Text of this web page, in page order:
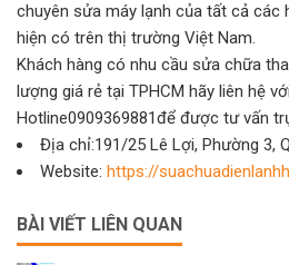
chuyên sửa máy lạnh của tất cả các
hiện có trên thị trường Việt Nam.
Khách hàng có nhu cầu sửa chữa
lượng giá rẻ tại TPHCM hãy liên hệ
Hotline0909369881để được tư vấn
Địa chỉ:191/25 Lê Lợi, Phường 3,
Website: https://
BÀI VIẾT LIÊN QUAN